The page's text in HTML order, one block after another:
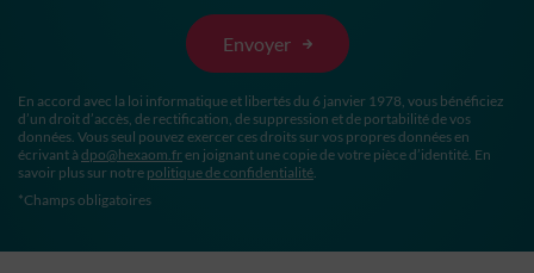
En accord avec la loi informatique et libertés du 6 janvier 1978, vous bénéficiez
d’un droit d’accès, de rectification, de suppression et de portabilité de vos
données. Vous seul pouvez exercer ces droits sur vos propres données en
écrivant à dpo@hexaom.fr en joignant une copie de votre pièce d’identité. En
savoir plus sur notre politique de confidentialité.
*Champs obligatoires